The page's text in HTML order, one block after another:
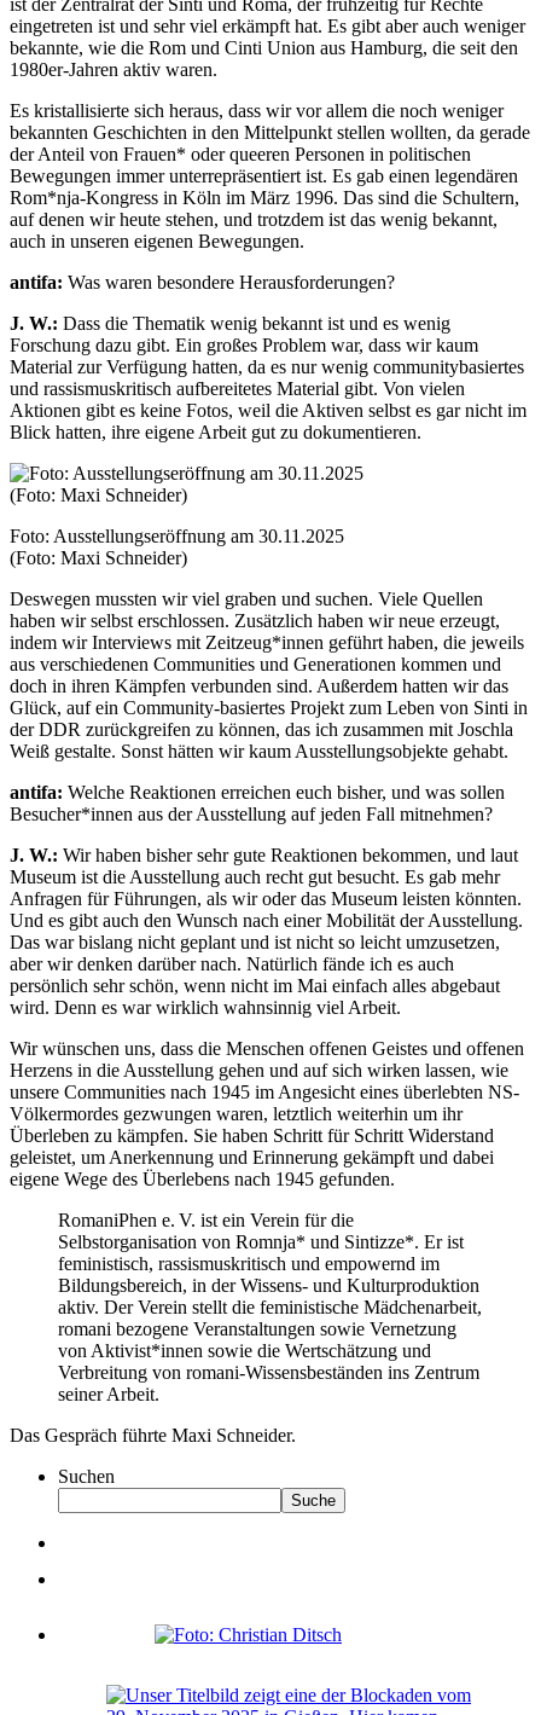
eingetreten ist und sehr viel erkämpft hat. Es gibt aber auch weniger
bekannte, wie die Rom und Cinti Union aus Hamburg, die seit den
1980er-Jahren aktiv waren.
Es kristallisierte sich heraus, dass wir vor allem die noch weniger
bekannten Geschichten in den Mittelpunkt stellen wollten, da gerade
der Anteil von Frauen* oder queeren Personen in politischen
Bewegungen immer unterrepräsentiert ist. Es gab einen legendären
Rom*nja-Kongress in Köln im März 1996. Das sind die Schultern,
auf denen wir heute stehen, und trotzdem ist das wenig bekannt,
auch in unseren eigenen Bewegungen.
antifa: Was waren besondere Herausforderungen?
J. W.: Dass die Thematik wenig bekannt ist und es wenig
Forschung dazu gibt. Ein großes Problem war, dass wir kaum
Material zur Verfügung hatten, da es nur wenig communitybasiertes
und rassismuskritisch aufbereitetes Material gibt. Von vielen
Aktionen gibt es keine Fotos, weil die Aktiven selbst es gar nicht im
Blick hatten, ihre eigene Arbeit gut zu dokumentieren.
Foto: Ausstellungseröffnung am 30.11.2025
(Foto: Maxi Schneider)
Deswegen mussten wir viel graben und suchen. Viele Quellen
haben wir selbst erschlossen. Zusätzlich haben wir neue erzeugt,
indem wir Interviews mit Zeitzeug*innen geführt haben, die jeweils
aus verschiedenen Communities und Generationen kommen und
doch in ihren Kämpfen verbunden sind. Außerdem hatten wir das
Glück, auf ein Community-basiertes Projekt zum Leben von Sinti in
der DDR zurückgreifen zu können, das ich zusammen mit Joschla
Weiß gestalte. Sonst hätten wir kaum Ausstellungsobjekte gehabt.
antifa: Welche Reaktionen erreichen euch bisher, und was sollen
Besucher*innen aus der Ausstellung auf jeden Fall mitnehmen?
J. W.: Wir haben bisher sehr gute Reaktionen bekommen, und laut
Museum ist die Ausstellung auch recht gut besucht. Es gab mehr
Anfragen für Führungen, als wir oder das Museum leisten könnten.
Und es gibt auch den Wunsch nach einer Mobilität der Ausstellung.
Das war bislang nicht geplant und ist nicht so leicht umzusetzen,
aber wir denken darüber nach. Natürlich fände ich es auch
persönlich sehr schön, wenn nicht im Mai einfach alles abgebaut
wird. Denn es war wirklich wahnsinnig viel Arbeit.
Wir wünschen uns, dass die Menschen offenen Geistes und offenen
Herzens in die Ausstellung gehen und auf sich wirken lassen, wie
unsere Communities nach 1945 im Angesicht eines überlebten NS-
Völkermordes gezwungen waren, letztlich weiterhin um ihr
Überleben zu kämpfen. Sie haben Schritt für Schritt Widerstand
geleistet, um Anerkennung und Erinnerung gekämpft und dabei
eigene Wege des Überlebens nach 1945 gefunden.
RomaniPhen e. V. ist ein Verein für die
Selbstorganisation von Romnja* und Sintizze*. Er ist
feministisch, rassismuskritisch und empowernd im
Bildungsbereich, in der Wissens- und Kulturproduktion
aktiv. Der Verein stellt die feministische Mädchenarbeit,
romani bezogene Veranstaltungen sowie Vernetzung
von Aktivist*innen sowie die Wertschätzung und
Verbreitung von romani-Wissensbeständen ins Zentrum
seiner Arbeit.
Das Gespräch führte Maxi Schneider.
Suchen
Suche